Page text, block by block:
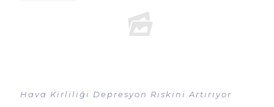
Hava Kirliliği Depresyon Riskini Artırıyor